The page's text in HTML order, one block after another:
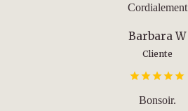
Cordialement
Barbara W
Cliente
Bonsoir.